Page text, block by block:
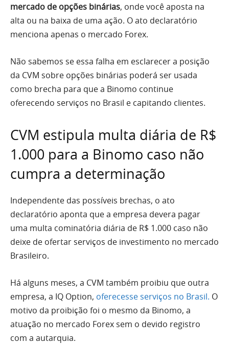
mercado de opções binárias, onde você aposta na
alta ou na baixa de uma ação. O ato declaratório
menciona apenas o mercado Forex.
Não sabemos se essa falha em esclarecer a posição
da CVM sobre opções binárias poderá ser usada
como brecha para que a Binomo continue
oferecendo serviços no Brasil e capitando clientes.
CVM estipula multa diária de R$
1.000 para a Binomo caso não
cumpra a determinação
Independente das possíveis brechas, o ato
declaratório aponta que a empresa devera pagar
uma multa cominatória diária de R$ 1.000 caso não
deixe de ofertar serviços de investimento no mercado
Brasileiro.
Há alguns meses, a CVM também proibiu que outra
empresa, a IQ Option, oferecesse serviços no Brasil. O
motivo da proibição foi o mesmo da Binomo, a
atuação no mercado Forex sem o devido registro
com a autarquia.